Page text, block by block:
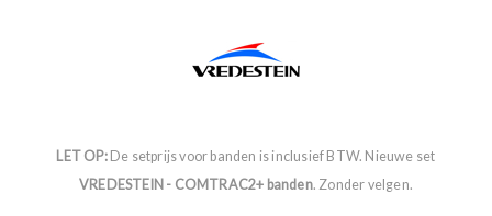
LET OP:De setprijs voor banden is inclusief BTW. Nieuwe set
VREDESTEIN - COMTRAC2+ banden. Zonder velgen.